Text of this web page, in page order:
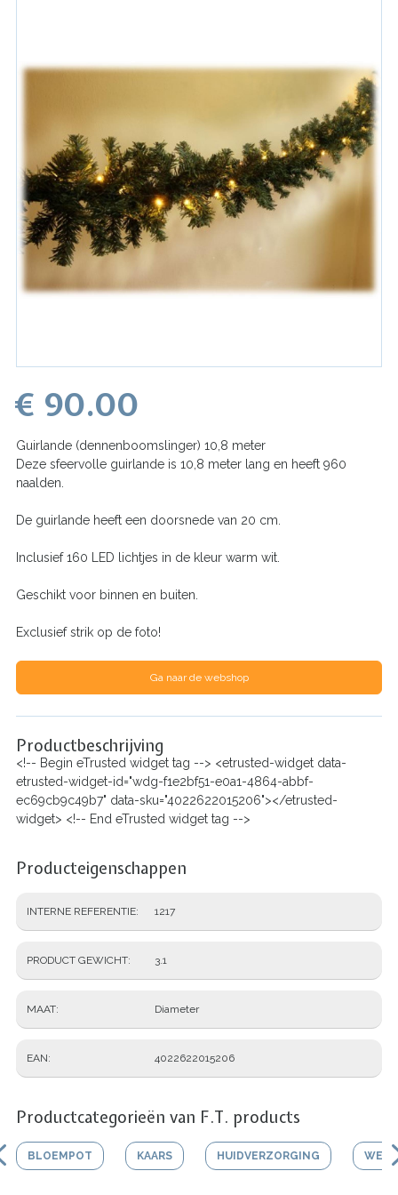
€ 90.00
Guirlande (dennenboomslinger) 10,8 meter
Deze sfeervolle guirlande is 10,8 meter lang en heeft 960
naalden.
De guirlande heeft een doorsnede van 20 cm.
Inclusief 160 LED lichtjes in de kleur warm wit.
Geschikt voor binnen en buiten.
Exclusief strik op de foto!
Ga naar de webshop
Productbeschrijving
<!-- Begin eTrusted widget tag --> <etrusted-widget data-
etrusted-widget-id="wdg-f1e2bf51-e0a1-4864-abbf-
ec69cb9c49b7" data-sku="4022622015206"></etrusted-
widget> <!-- End eTrusted widget tag -->
Producteigenschappen
INTERNE REFERENTIE 1217
PRODUCT GEWICHT 3.1
MAAT Diameter
EAN 4022622015206
Productcategorieën van F.T. products
BLOEMPOT KAARS HUIDVERZORGING